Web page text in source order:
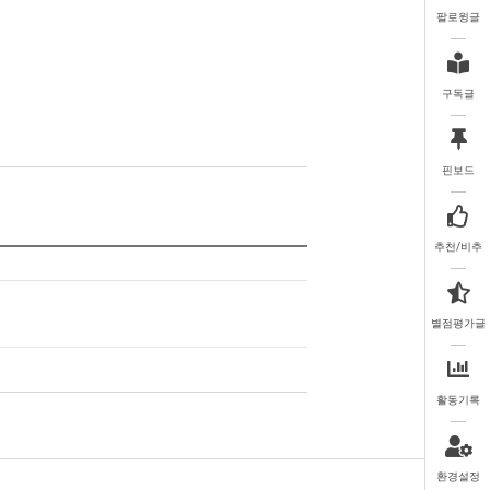
팔로윙글
구독글
핀보드
추천/비추
별점평가글
활동기록
환경설정